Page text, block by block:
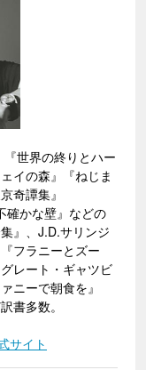
世界の終りとハー
イの森』『ねじま
奇譚集』
確かな壁』などの
』、J.D.サリンジ
フラニーとズー
レート・ギャツビ
ニーで朝食を』
書多数。
サイト